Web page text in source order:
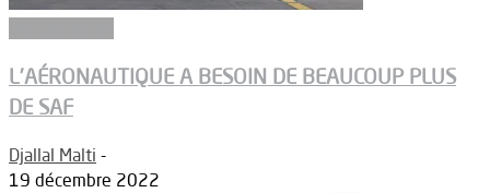
L’AÉRONAUTIQUE A BESOIN DE BEAUCOUP PLUS
DE SAF
Djallal Malti -
19 décembre 2022